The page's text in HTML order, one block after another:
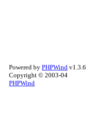
Powered by PHPWind v1.3.6
Copyright © 2003-04
PHPWind